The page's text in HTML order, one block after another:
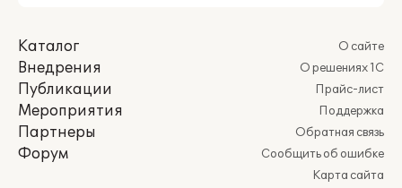
Каталог
Внедрения
Публикации
Мероприятия
Партнеры
Форум
О сайте
О решениях 1С
Прайс-лист
Поддержка
Обратная связь
Сообщить об ошибке
Карта сайта